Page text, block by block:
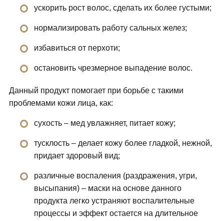
ускорить рост волос, сделать их более густыми;
нормализировать работу сальных желез;
избавиться от перхоти;
остановить чрезмерное выпадение волос.
Данный продукт помогает при борьбе с такими
проблемами кожи лица, как:
сухость – мед увлажняет, питает кожу;
тусклость – делает кожу более гладкой, нежной,
придает здоровый вид;
различные воспаления (раздражения, угри,
высыпания) – маски на основе данного
продукта легко устраняют воспалительные
процессы и эффект остается на длительное